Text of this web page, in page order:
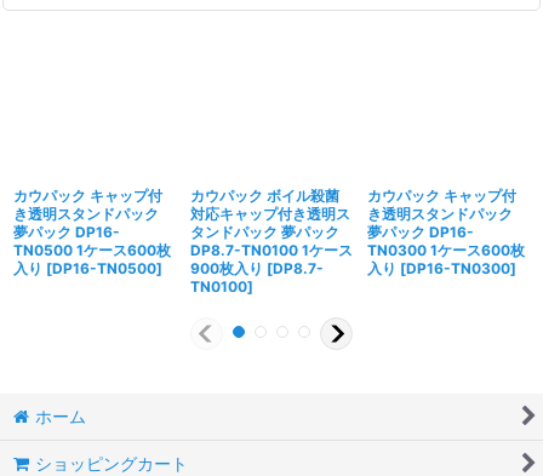
カウパック キャップ付
き透明スタンドパック
夢パック DP16-
TN0500 1ケース600枚
入り [DP16-TN0500]
カウパック ボイル殺菌
対応キャップ付き透明ス
タンドパック 夢パック
DP8.7-TN0100 1ケース
900枚入り [DP8.7-
TN0100]
カウパック キャップ付
き透明スタンドパック
夢パック DP16-
TN0300 1ケース600枚
入り [DP16-TN0300]
ホーム
ショッピングカート